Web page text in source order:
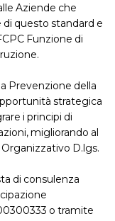
Aziende che
di questo standard e
Funzione di
Prevenzione della
strategica
i principi di
migliorando al
D.lgs.
di consulenza
o tramite